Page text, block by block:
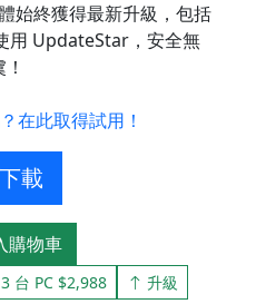
始終獲得最新升級，包括
用 UpdateStar，安全無
在此取得試用！
載
購物車
3 台 PC $2,988 升級